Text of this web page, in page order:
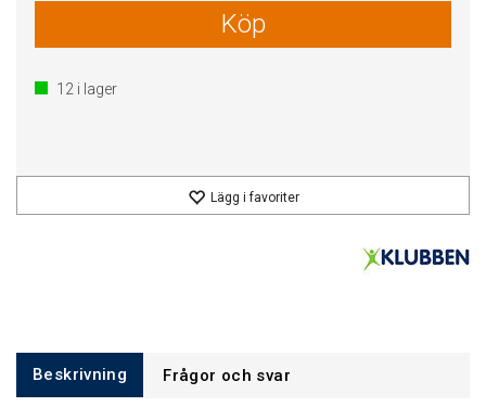
Köp
12 i lager
Lägg i favoriter
Beskrivning Frågor och svar